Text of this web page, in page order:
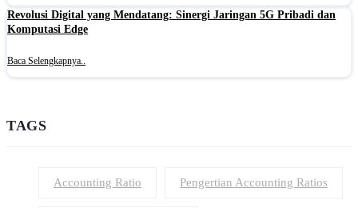
Revolusi Digital yang Mendatang: Sinergi Jaringan 5G Pribadi dan
Komputasi Edge
Baca Selengkapnya..
TAGS
Accounting Ratio Pengertian Accounting Ratios